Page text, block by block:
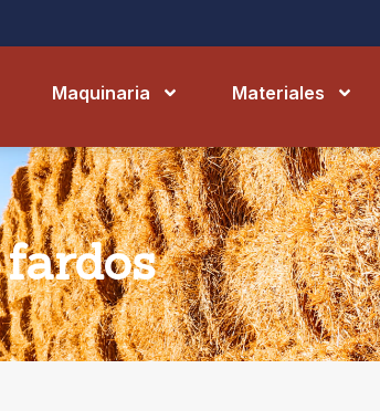
Maquinaria Materiales